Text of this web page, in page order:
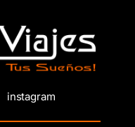
instagram